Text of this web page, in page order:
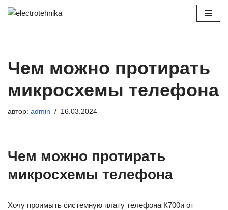
Чем можно протирать
микросхемы телефона
автор: admin 16.03.2024
Чем можно протирать
микросхемы телефона
Хочу проимыть системную плату телефона К700и от